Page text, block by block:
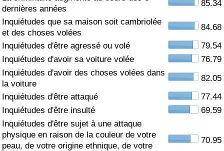
dernières années
85.34
Inquiétudes que sa maison soit cambriolée
et des choses volées
84.68
Inquiétudes d'être agressé ou volé
79.54
Inquiétudes d'avoir sa voiture volée
76.79
Inquiétudes d'avoir des choses volées dans
la voiture
82.05
Inquiétudes d'être attaqué
77.44
Inquiétudes d'être insulté
69.59
Inquiétudes d'être sujet à une attaque
physique en raison de la couleur de votre
peau, de votre origine ethnique, de votre
70.95
Soins de santé
Indice des soins de santé (Actuel)
Indice des soins de santé
Indice des soins de santé par Pays
Pollution
Indice de Pollution (Actuel)